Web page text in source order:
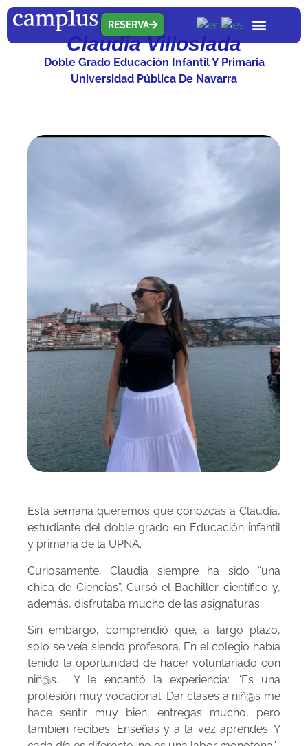
RESERVA
Claudia Villoslada
Doble Grado Educación Infantil Y Primaria
Universidad Pública De Navarra
Esta semana queremos que conozcas a Claudia,
estudiante del doble grado en Educación infantil
y primaria de la UPNA.
Curiosamente, Claudia siempre ha sido “una
chica de Ciencias”. Cursó el Bachiller científico y,
además, disfrutaba mucho de las asignaturas.
Sin embargo, comprendió que, a largo plazo,
solo se veía siendo profesora. En el colegio había
tenido la oportunidad de hacer voluntariado con
niñ@s. Y le encantó la experiencia: “Es una
profesión muy vocacional. Dar clases a niñ@s me
hace sentir muy bien, entregas mucho, pero
también recibes. Enseñas y a la vez aprendes. Y